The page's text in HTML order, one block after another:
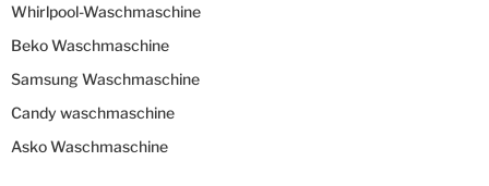
Whirlpool-Waschmaschine
Beko Waschmaschine
Samsung Waschmaschine
Candy waschmaschine
Asko Waschmaschine